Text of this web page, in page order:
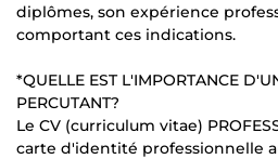
diplômes, son expérience
comportant ces indications.
*QUELLE EST L'IMPORTANCE
PERCUTANT?
Le CV (curriculum vitae)
carte d'identité professionnelle